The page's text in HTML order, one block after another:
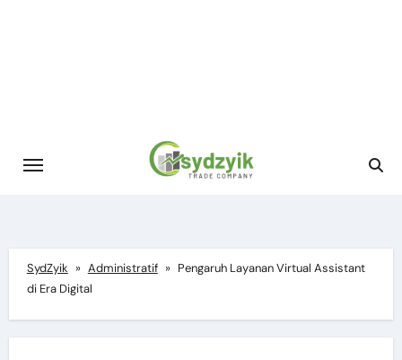
SydZyik » Administratif » Pengaruh Layanan Virtual Assistant
di Era Digital